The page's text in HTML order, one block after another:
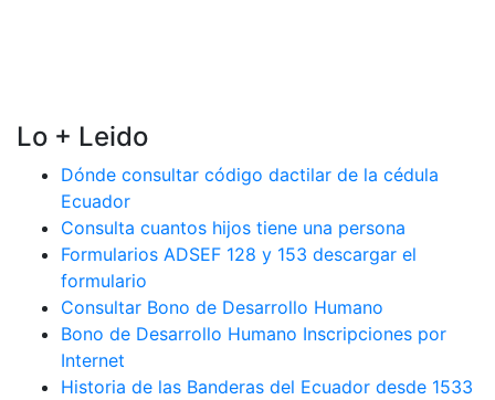
Lo + Leido
Dónde consultar código dactilar de la cédula
Ecuador
Consulta cuantos hijos tiene una persona
Formularios ADSEF 128 y 153 descargar el
formulario
Consultar Bono de Desarrollo Humano
Bono de Desarrollo Humano Inscripciones por
Internet
Historia de las Banderas del Ecuador desde 1533